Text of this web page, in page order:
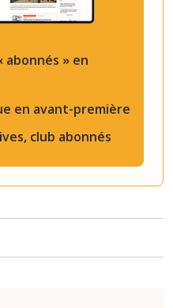
abonnés » en
en avant-première
club abonnés